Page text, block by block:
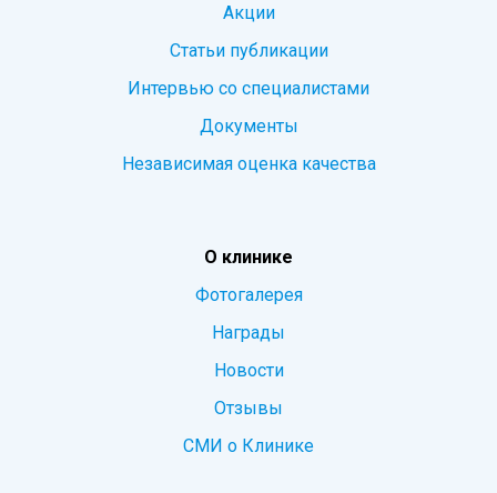
Акции
Статьи публикации
Интервью со специалистами
Документы
Независимая оценка качества
О клинике
Фотогалерея
Награды
Новости
Отзывы
СМИ о Клинике